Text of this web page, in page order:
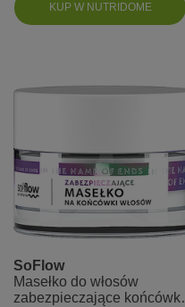
KUP W NUTRIDOME
SoFlow
Masełko do włosów
zabezpieczające końcówki